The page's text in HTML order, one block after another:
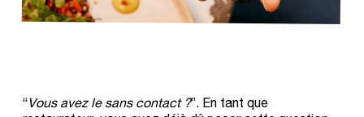
“Vous avez le sans contact ?”. En tant que